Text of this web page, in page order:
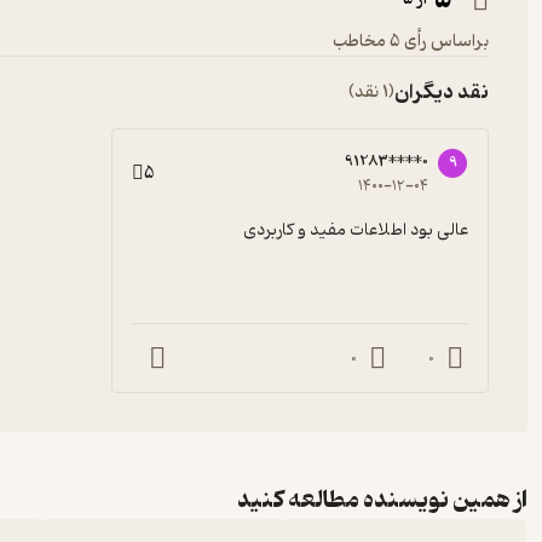
براساس رأی 5 مخاطب
نقد دیگران(1 نقد)
9
91283****0
۱۴۰۰-۱۲-۰۴ 5
عالی بود اطلاعات مفید و کاربردی
0
0
از همین نویسنده مطالعه کنید